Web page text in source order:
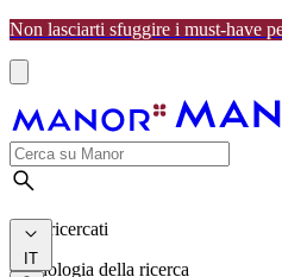
Non lasciarti sfuggire i must-have
I più ricercati
Cronologia della ricerca
IT